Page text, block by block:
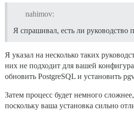
nahimov:
Я спрашивал, есть ли руководство
Я указал на несколько таких
них не подходит для вашей
обновить PostgreSQL и установить
Затем процесс будет немного
поскольку ваша установка сильно